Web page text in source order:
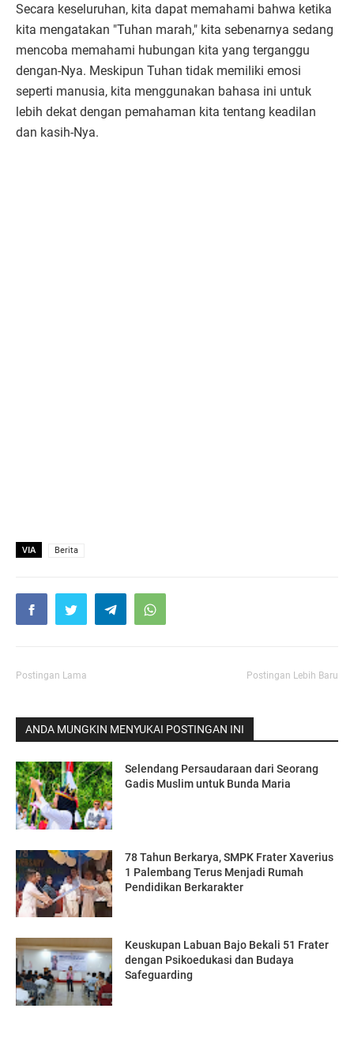
Secara keseluruhan, kita dapat memahami bahwa ketika
kita mengatakan "Tuhan marah," kita sebenarnya sedang
mencoba memahami hubungan kita yang terganggu
dengan-Nya. Meskipun Tuhan tidak memiliki emosi
seperti manusia, kita menggunakan bahasa ini untuk
lebih dekat dengan pemahaman kita tentang keadilan
dan kasih-Nya.
VIA Berita
Postingan Lama Postingan Lebih Baru
ANDA MUNGKIN MENYUKAI POSTINGAN INI
Selendang Persaudaraan dari Seorang
Gadis Muslim untuk Bunda Maria
78 Tahun Berkarya, SMPK Frater Xaverius
1 Palembang Terus Menjadi Rumah
Pendidikan Berkarakter
Keuskupan Labuan Bajo Bekali 51 Frater
dengan Psikoedukasi dan Budaya
Safeguarding